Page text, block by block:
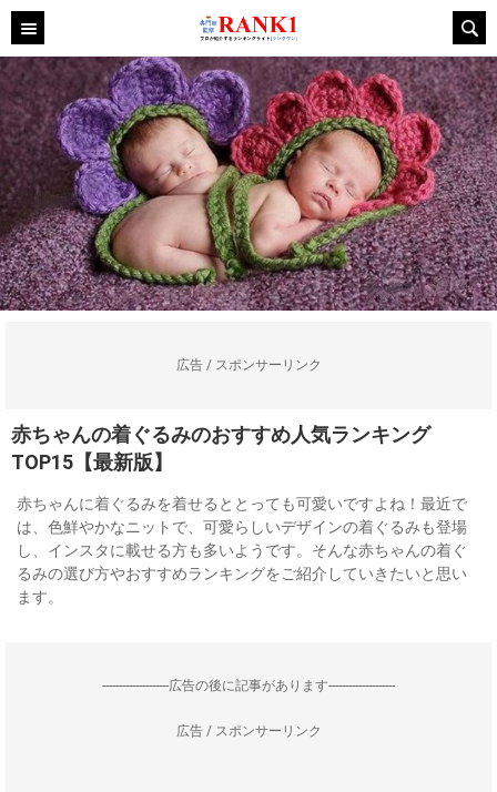
広告 / スポンサーリンク
赤ちゃんの着ぐるみのおすすめ人気ランキング
TOP15【最新版】
赤ちゃんに着ぐるみを着せるととっても可愛いですよね！最近で
は、色鮮やかなニットで、可愛らしいデザインの着ぐるみも登場
し、インスタに載せる方も多いようです。そんな赤ちゃんの着ぐ
るみの選び方やおすすめランキングをご紹介していきたいと思い
ます。
--------------------広告の後に記事があります--------------------
広告 / スポンサーリンク